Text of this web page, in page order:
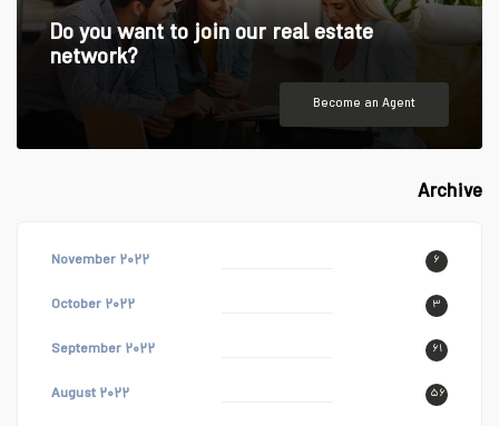
Do you want to join our real estate
network?
Become an Agent
Archive
November ۲۰۲۲ ۶
October ۲۰۲۲ ۳
September ۲۰۲۲ ۶۱
August ۲۰۲۲ ۵۶